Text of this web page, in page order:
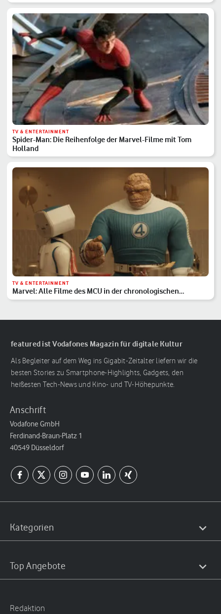
TV & ENTERTAINMENT
Spider-Man: Die Reihenfolge der Marvel-Filme mit Tom
Holland
TV & ENTERTAINMENT
Marvel: Alle Filme des MCU in der chronologischen
Reihenfolge
featured ist Vodafones Magazin für digitale Kultur
Als Begleiter auf dem Weg ins Gigabit-Zeitalter liefern wir die
besten Stories zu Smartphone-Highlights, Gadgets, den
heißesten Tech-News und Kino- und TV-Höhepunkte.
Anschrift
Vodafone GmbH
Ferdinand-Braun-Platz 1
40549 Düsseldorf
Kategorien
Top Angebote
Redaktion